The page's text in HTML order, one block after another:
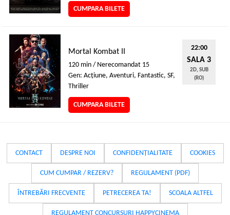
CUMPARA BILETE
Mortal Kombat II
120 min / Nerecomandat 15
Gen: Acţiune, Aventuri, Fantastic, SF,
Thriller
CUMPARA BILETE
22:00
SALA 3
2D, SUB
(RO)
CONTACT DESPRE NOI CONFIDENȚIALITATE COOKIES
CUM CUMPAR / REZERV? REGULAMENT (PDF)
ÎNTREBĂRI FRECVENTE PETRECEREA TA! SCOALA ALTFEL
REGULAMENT CONCURSURI HAPPYCINEMA